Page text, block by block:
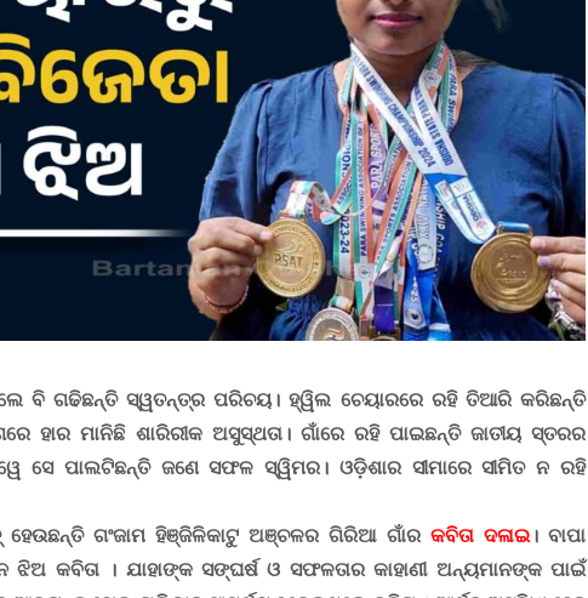
ବି ଗଢିଛନ୍ତି ସ୍ୱତନ୍ତ୍ର ପରିଚୟ। ହ୍ୱିଲ ଚେୟାରରେ ରହି ତିଆରି କରିଛନ୍ତି
ହାର ମାନିଛି ଶାରିରୀକ ଅସୁସ୍ଥତା। ଗାଁରେ ରହି ପାଇଛନ୍ତି ଜାତୀୟ ସ୍ତରର
ସେ ପାଲଟିଛନ୍ତି ଜଣେ ସଫଳ ସ୍ୱିମର। ଓଡ଼ିଶାର ସୀମାରେ ସୀମିତ ନ ରହି
ହେଉଛନ୍ତି ଗଂଜାମ ହିଞ୍ଜିଳିକାଟୁ ଅଞ୍ଚଳର ଗିରିଆ ଗାଁର କବିତା ଦଳାଇ।ବାପା
ଝିଅ କବିତା । ଯାହାଙ୍କ ସଙ୍ଘର୍ଷ ଓ ସଫଳତାର କାହାଣୀ ଅନ୍ୟମାନଙ୍କ ପାଇଁ